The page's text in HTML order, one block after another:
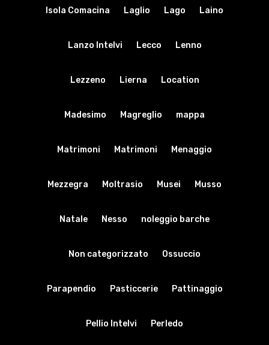
Isola Comacina Laglio Lago Laino
Lanzo Intelvi Lecco Lenno
Lezzeno Lierna Location
Madesimo Magreglio mappa
Matrimoni Matrimoni Menaggio
Mezzegra Moltrasio Musei Musso
Natale Nesso noleggio barche
Non categorizzato Ossuccio
Parapendio Pasticcerie Pattinaggio
Pellio Intelvi Perledo